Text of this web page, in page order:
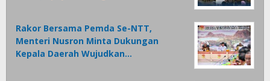
Rakor Bersama Pemda Se-NTT,
Menteri Nusron Minta Dukungan
Kepala Daerah Wujudkan…